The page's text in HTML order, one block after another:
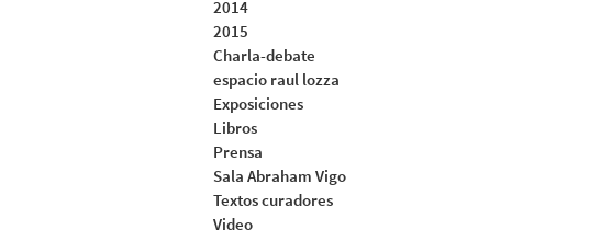
2014
2015
Charla-debate
espacio raul lozza
Exposiciones
Libros
Prensa
Sala Abraham Vigo
Textos curadores
Video